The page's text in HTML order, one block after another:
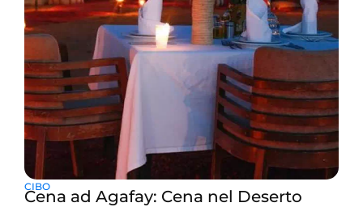
CIBO
Cena ad Agafay: Cena nel Deserto